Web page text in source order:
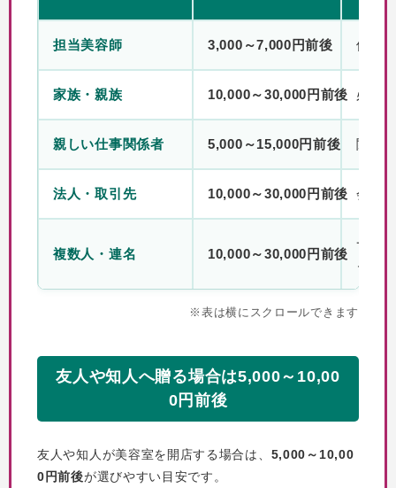
担当美容師 3,000～7,000円前後 個人
家族・親族 10,000～30,000円前後 必要
親しい仕事関係者 5,000～15,000円前後 関係
法人・取引先 10,000～30,000円前後 会社
複数人・連名 10,000～30,000円前後
一人
る
※表は横にスクロールできます
友人や知人へ贈る場合は5,000～10,00
0円前後
友人や知人が美容室を開店する場合は、 5,000～10,00
0円前後が選びやすい目安です。